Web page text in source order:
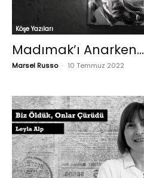
Köşe Yazıları
Madımak’ı Anarken…
Marsel Russo - 10 Temmuz 2022